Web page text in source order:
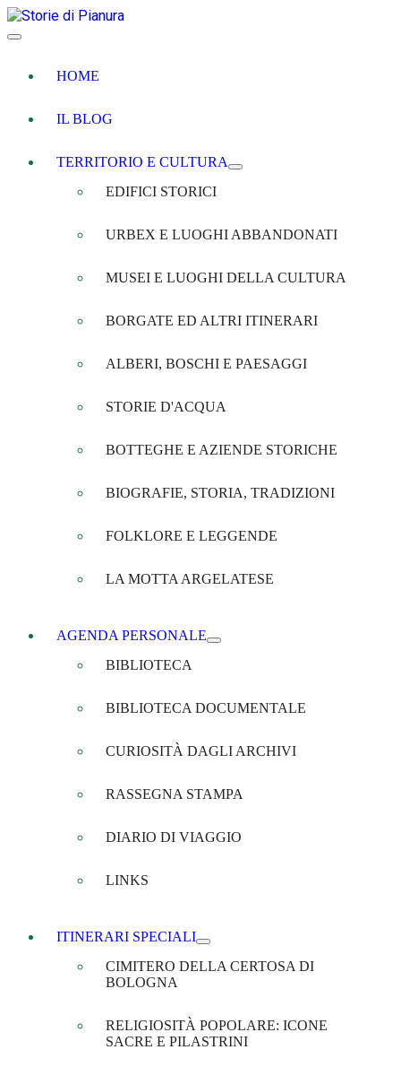
HOME
IL BLOG
TERRITORIO E CULTURA
EDIFICI STORICI
URBEX E LUOGHI ABBANDONATI
MUSEI E LUOGHI DELLA CULTURA
BORGATE ED ALTRI ITINERARI
ALBERI, BOSCHI E PAESAGGI
STORIE D'ACQUA
BOTTEGHE E AZIENDE STORICHE
BIOGRAFIE, STORIA, TRADIZIONI
FOLKLORE E LEGGENDE
LA MOTTA ARGELATESE
AGENDA PERSONALE
BIBLIOTECA
BIBLIOTECA DOCUMENTALE
CURIOSITÀ DAGLI ARCHIVI
RASSEGNA STAMPA
DIARIO DI VIAGGIO
LINKS
ITINERARI SPECIALI
CIMITERO DELLA CERTOSA DI
BOLOGNA
RELIGIOSITÀ POPOLARE: ICONE
SACRE E PILASTRINI